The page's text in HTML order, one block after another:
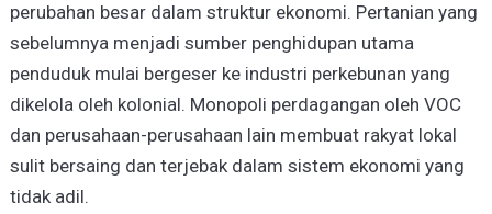
perubahan besar dalam struktur ekonomi. Pertanian yang
sebelumnya menjadi sumber penghidupan utama
penduduk mulai bergeser ke industri perkebunan yang
dikelola oleh kolonial. Monopoli perdagangan oleh VOC
dan perusahaan-perusahaan lain membuat rakyat lokal
sulit bersaing dan terjebak dalam sistem ekonomi yang
tidak adil.